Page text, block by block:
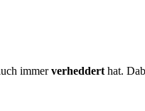
immerverheddert hat.